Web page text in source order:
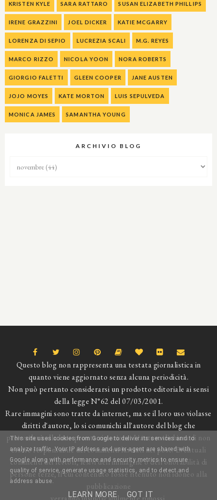
KRISTEN KYLE SARA RATTARO SUSAN ELIZABETH PHILLIPS
IRENE GRAZZINI JOEL DICKER KATIE MCGARRY
LORENZA DI SEPIO LUCREZIA SCALI M.G. REYES
MARCO RIZZO NICOLA YOON NORA ROBERTS
GIORGIO FALETTI GLEEN COOPER JANE AUSTEN
JOJO MOYES KATE MORTON LUIS SEPULVEDA
MONICA JAMES SAMANTHA YOUNG
ARCHIVIO BLOG
Questo blog non rappresenta una testata giornalistica in
quanto viene aggiornato senza alcuna periodicità.
Non può pertanto considerarsi un prodotto editoriale ai sensi
della legge N°62 del 07/03/2001.
Rare immagini sono tratte da internet, ma se il loro uso violasse
diritti d'autore, lo si comunichi all'autore del blog che
provvederà alla loro pronta rimozione. L'autore dichiara di non
essere responsabile dei commenti lasciati nei post. Eventuali
commenti dei lettori, lesivi dell'immagine o dell'onorabilità di
persone terze, il cui contenuto fosse ritenuto non idoneo alla
pubblicazione
This site uses cookies from Google to deliver its services and to
analyze traffic. Your IP address and user-agent are shared with
Google along with performance and security metrics to ensure
quality of service, generate usage statistics, and to detect and
address abuse.
LEARN MORE GOT IT